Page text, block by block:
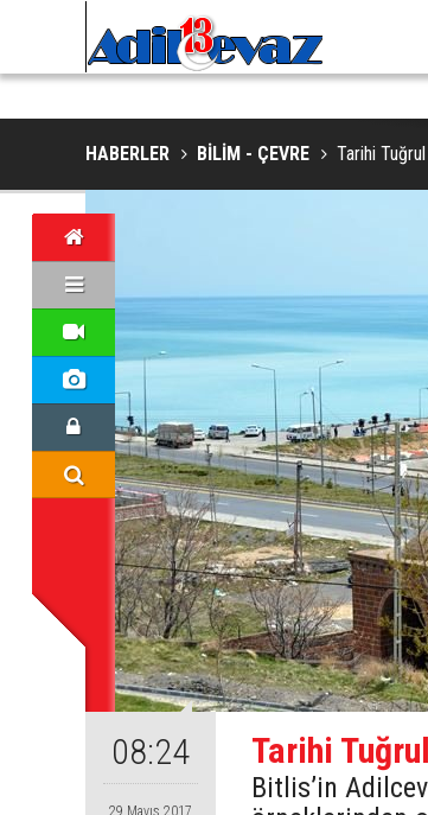
NESLI TEHLIKE ALTINDAKI VAŞAK GÖRÜNTÜLENDI
HABERLER BİLİM - ÇEVRE Tarihi
08:24
29 Mayıs 2017
Tarihi
Bitlis’in